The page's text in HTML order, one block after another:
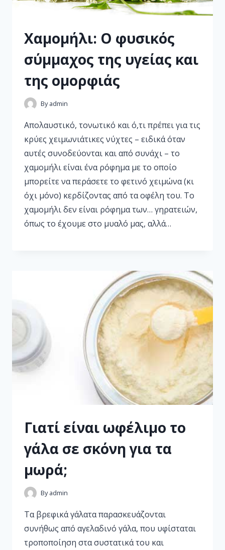
Xαμομήλι: Ο φυσικός
σύμμαχος της υγείας και
της ομορφιάς
By admin
Απολαυστικό, τονωτικό και ό,τι πρέπει για τις
κρύες χειμωνιάτικες νύχτες – ειδικά όταν
αυτές συνοδεύονται και από συνάχι – το
χαμομήλι είναι ένα ρόφημα με το οποίο
μπορείτε να περάσετε το φετινό χειμώνα (κι
όχι μόνο) κερδίζοντας από τα οφέλη του. Το
χαμομήλι δεν είναι ρόφημα των… γηρατειών,
όπως το έχουμε στο μυαλό μας, αλλά…
Γιατί είναι ωφέλιμο το
γάλα σε σκόνη για τα
μωρά;
By admin
Τα βρεφικά γάλατα παρασκευάζονται
συνήθως από αγελαδινό γάλα, που υφίσταται
τροποποίηση στα συστατικά του και